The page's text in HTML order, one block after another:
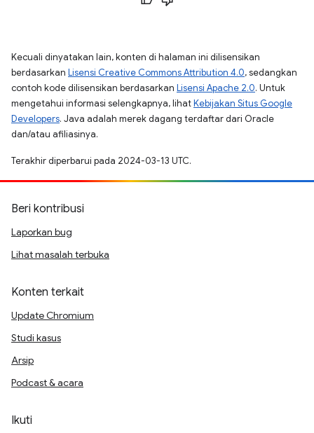
Kecuali dinyatakan lain, konten di halaman ini dilisensikan
berdasarkan Lisensi Creative Commons Attribution 4.0, sedangkan
contoh kode dilisensikan berdasarkan Lisensi Apache 2.0. Untuk
mengetahui informasi selengkapnya, lihatKebijakan Situs Google
Developers. Java adalah merek dagang terdaftar dari Oracle
dan/atau afiliasinya.
Terakhir diperbarui pada 2024-03-13 UTC.
Beri kontribusi
Laporkan bug
Lihat masalah terbuka
Konten terkait
Update Chromium
Studi kasus
Arsip
Podcast & acara
Ikuti